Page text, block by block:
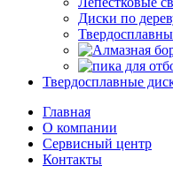
Диски по
Твердосплавные
Главная
О компании
Сервисный центр
Контакты